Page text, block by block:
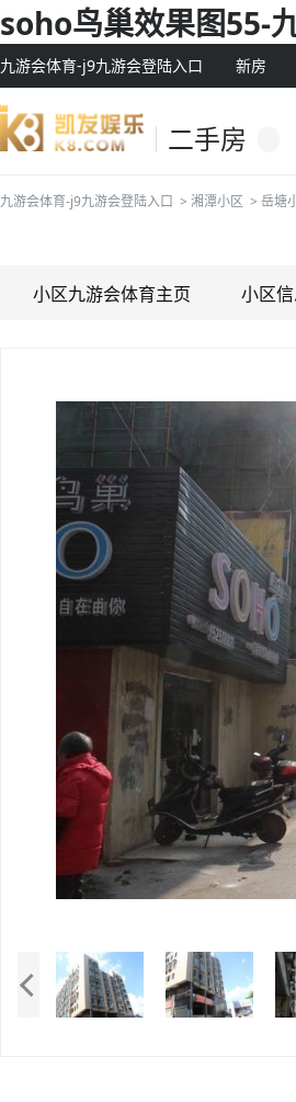
soho鸟巢效果图55-
九游会体育-j9九游会登陆入口 新房
二手房
九游会体育-j9九游会登陆入口 > 湘潭小区 > 岳塘
小区九游会体育主页 小区